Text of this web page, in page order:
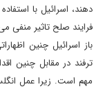
دهند، اسرائیل با
فرایند صلح تاثیر منفی
باز اسرائیل چنین
ترفند در مقابل چنین
مهم است. زیرا عمل